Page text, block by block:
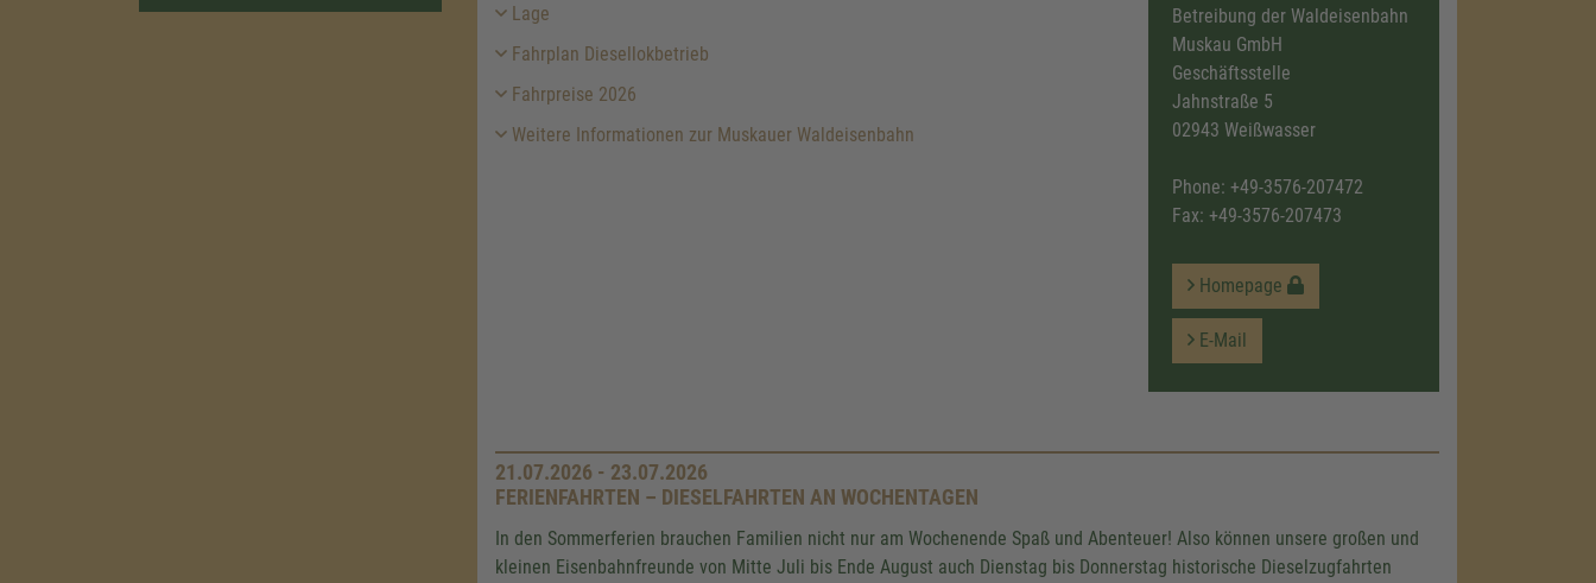
Lage
Fahrplan Diesellokbetrieb
Fahrpreise 2026
Weitere Informationen zur Muskauer Waldeisenbahn
Betreibung der Waldeisenbahn
Muskau GmbH
Geschäftsstelle
Jahnstraße 5
02943 Weißwasser
Phone: +49-3576-207472
Fax: +49-3576-207473
Homepage
E-Mail
21.07.2026 - 23.07.2026
FERIENFAHRTEN – DIESELFAHRTEN AN WOCHENTAGEN
In den Sommerferien brauchen Familien nicht nur am Wochenende Spaß und Abenteuer! Also können unsere großen und
kleinen Eisenbahnfreunde von Mitte Juli bis Ende August auch Dienstag bis Donnerstag historische Dieselzugfahrten